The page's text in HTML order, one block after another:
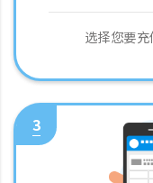
选择您要
3